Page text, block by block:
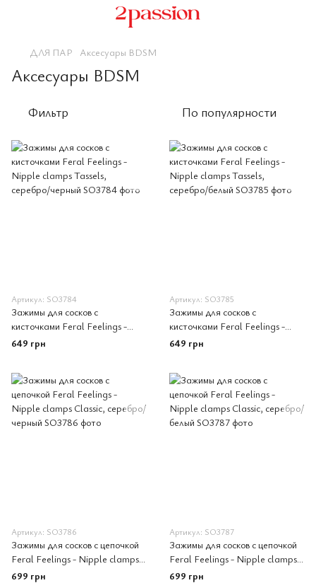
ДЛЯ ПАР Аксесуары BDSM
Аксесуары BDSM
Фильтр По популярности
Артикул: SO3784
Зажимы для сосков с
кисточками Feral Feelings -
Nipple clamps Tassels,
серебро/черный
649 грн
Артикул: SO3785
Зажимы для сосков с
кисточками Feral Feelings -
Nipple clamps Tassels,
серебро/белый
649 грн
Артикул: SO3786
Зажимы для сосков с цепочкой
Feral Feelings - Nipple clamps
Classic, серебро/черный
699 грн
Артикул: SO3787
Зажимы для сосков с цепочкой
Feral Feelings - Nipple clamps
Classic, серебро/белый
699 грн